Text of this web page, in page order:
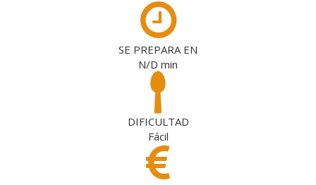
SE PREPARA EN
N/D min
DIFICULTAD
Fácil